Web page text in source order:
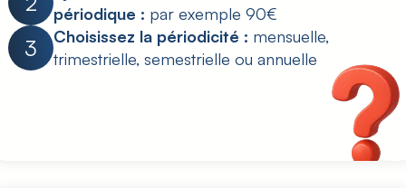
périodique : par exemple 90€
3 Choisissez la périodicité : mensuelle,
trimestrielle, semestrielle ou annuelle